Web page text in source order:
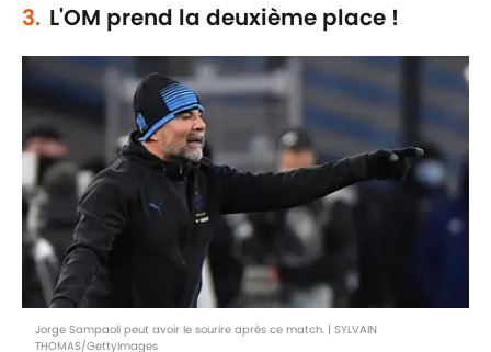
3. L'OM prend la deuxième place !
Jorge Sampaoli peut avoir le sourire après ce match. | SYLVAIN
THOMAS/GettyImages